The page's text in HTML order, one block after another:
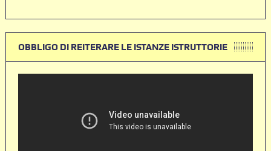
OBBLIGO DI REITERARE LE ISTANZE ISTRUTTORIE